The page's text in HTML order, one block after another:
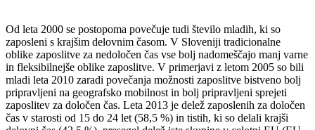
Od leta 2000 se postopoma povečuje tudi število mladih, ki so
zaposleni s krajšim delovnim časom. V Sloveniji tradicionalne
oblike zaposlitve za nedoločen čas vse bolj nadomeščajo manj varne
in fleksibilnejše oblike zaposlitve. V primerjavi z letom 2005 so bili
mladi leta 2010 zaradi povečanja možnosti zaposlitve bistveno bolj
pripravljeni na geografsko mobilnost in bolj pripravljeni sprejeti
zaposlitev za določen čas. Leta 2013 je delež zaposlenih za določen
čas v starosti od 15 do 24 let (58,5 %) in tistih, ki so delali krajši